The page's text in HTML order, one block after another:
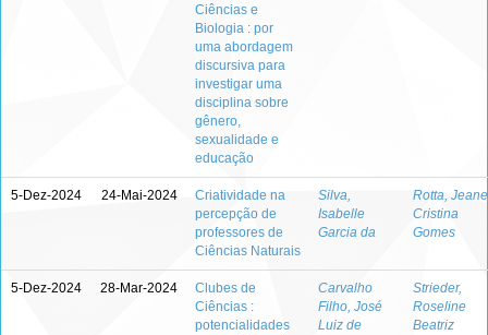
Ciências e
Biologia : por
uma abordagem
discursiva para
investigar uma
disciplina sobre
gênero,
sexualidade e
educação
5-Dez-2024 24-Mai-2024
Criatividade na
percepção de
professores de
Ciências Naturais
Silva,
Isabelle
Garcia da
Rotta, Jeane
Cristina
Gomes
5-Dez-2024 28-Mar-2024
Clubes de
Ciências :
potencialidades
Carvalho
Filho, José
Luiz de
Strieder,
Roseline
Beatriz